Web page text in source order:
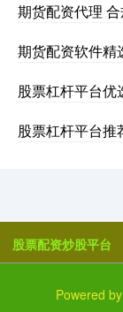
期货配资代理
期货配资软件精
股票杠杆平台优
股票杠杆平台推
股票配资炒股平台
Powered by